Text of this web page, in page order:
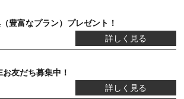
豊富なプラン）プレゼント！
詳しく見る
友だち募集中！
詳しく見る